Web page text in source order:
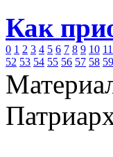
Как
0 1 2 3 4 5 6 7 8 9 10 11
52 53 54 55 56 57 58 59